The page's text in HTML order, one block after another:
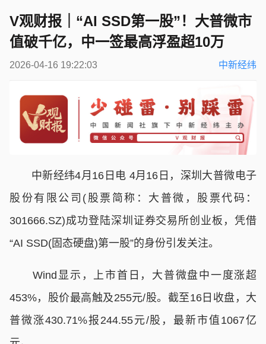
V观财报｜“AI SSD第一股”！大普微市
值破千亿，中一签最高浮盈超10万
2026-04-16 19:22:03 中新经纬
中新经纬4月16日电 4月16日，深圳大普微电子
股份有限公司(股票简称：大普微，股票代码：
301666.SZ)成功登陆深圳证券交易所创业板，凭借
“AI SSD(固态硬盘)第一股”的身份引发关注。
Wind显示，上市首日，大普微盘中一度涨超
453%，股价最高触及255元/股。截至16日收盘，大
普微涨430.71%报244.55元/股，最新市值1067亿